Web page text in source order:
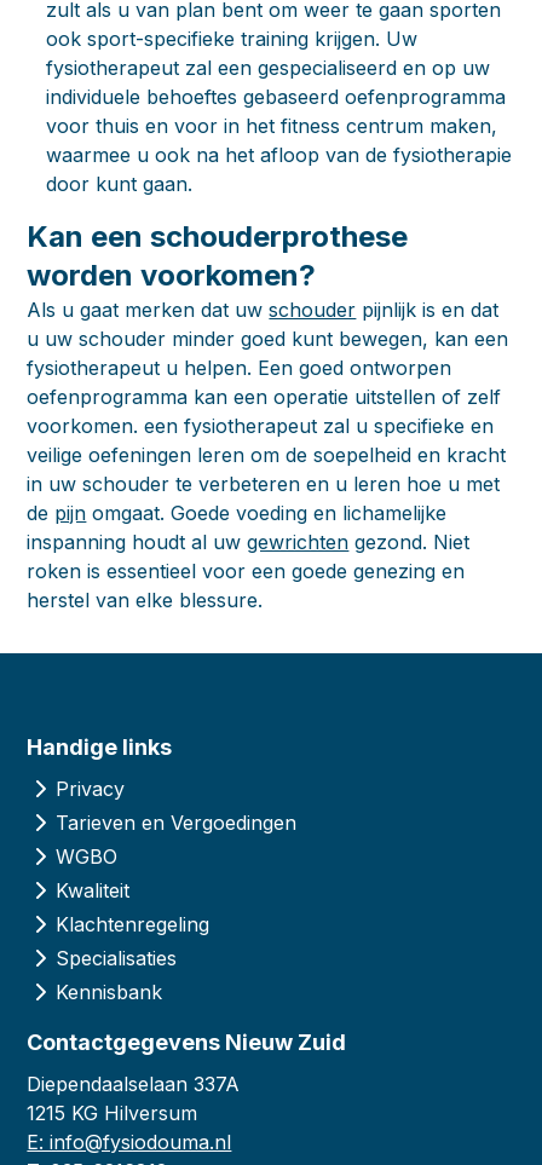
zult als u van plan bent om weer te gaan sporten
ook sport-specifieke training krijgen. Uw
fysiotherapeut zal een gespecialiseerd en op uw
individuele behoeftes gebaseerd oefenprogramma
voor thuis en voor in het fitness centrum maken,
waarmee u ook na het afloop van de fysiotherapie
door kunt gaan.
Kan een schouderprothese
worden voorkomen?
Als u gaat merken dat uwschouder pijnlijk is en dat
u uw schouder minder goed kunt bewegen, kan een
fysiotherapeut u helpen. Een goed ontworpen
oefenprogramma kan een operatie uitstellen of zelf
voorkomen. een fysiotherapeut zal u specifieke en
veilige oefeningen leren om de soepelheid en kracht
in uw schouder te verbeteren en u leren hoe u met
de pijn omgaat. Goede voeding en lichamelijke
inspanning houdt al uwgewrichten gezond. Niet
roken is essentieel voor een goede genezing en
herstel van elke blessure.
Handige links
Privacy
Tarieven en Vergoedingen
WGBO
Kwaliteit
Klachtenregeling
Specialisaties
Kennisbank
Contactgegevens Nieuw Zuid
Diependaalselaan 337A
1215 KG Hilversum
E: info@fysiodouma.nl